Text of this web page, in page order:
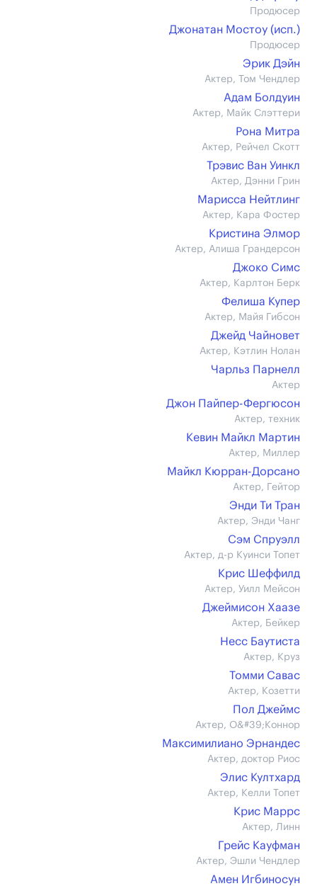
Продюсер
Джонатан Мостоу (иcп.)
Продюсер
Эрик Дэйн
Актер, Том Чендлер
Адам Болдуин
Актер, Майк Слэттери
Рона Митра
Актер, Рейчел Скотт
Трэвис Ван Уинкл
Актер, Дэнни Грин
Марисса Нейтлинг
Актер, Кара Фостер
Кристина Элмор
Актер, Алиша Грандерсон
Джоко Симс
Актер, Карлтон Берк
Фелиша Купер
Актер, Майя Гибсон
Джейд Чайновет
Актер, Кэтлин Нолан
Чарльз Парнелл
Актер
Джон Пайпер-Фергюсон
Актер, техник
Кевин Майкл Мартин
Актер, Миллер
Майкл Кюрран-Дорсано
Актер, Гейтор
Энди Ти Тран
Актер, Энди Чанг
Сэм Спруэлл
Актер, д-р Куинси Топет
Крис Шеффилд
Актер, Уилл Мейсон
Джеймисон Хаазе
Актер, Бейкер
Несс Баутиста
Актер, Круз
Томми Савас
Актер, Козетти
Пол Джеймс
Актер, О&#39;Коннор
Максимилиано Эрнандес
Актер, доктор Риос
Элис Култхард
Актер, Келли Топет
Крис Маррс
Актер, Линн
Грейс Кауфман
Актер, Эшли Чендлер
Амен Игбиносун